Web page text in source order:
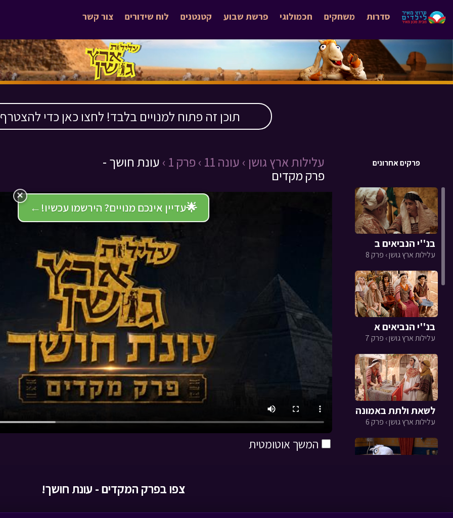
צור קשר לוח שידורים קטנטנים פרשת שבוע חכמולוגי משחקים סדרות
תוכן זה פתוח למנויים בלבד! לחצו כאן כדי להצטרף
עלילות ארץ גושן › עונה 11 › פרק 1 ›
עונת חושך -
פרק מקדים
פרקים אחרונים
🌟עדיין אינכם מנויים? הירשמו עכשיו! ←
×
המשך אוטומטית
בנ''י הנביאים ב
עלילות ארץ גושן › פרק 8
בנ''י הנביאים א
עלילות ארץ גושן › פרק 7
לשאת ולתת באמונה
עלילות ארץ גושן › פרק 6
צפו בפרק המקדים - עונת חושך!